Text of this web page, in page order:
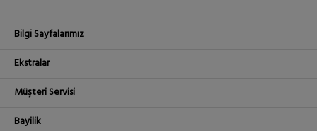
Bilgi Sayfalarımız
Ekstralar
Müşteri Servisi
Bayilik